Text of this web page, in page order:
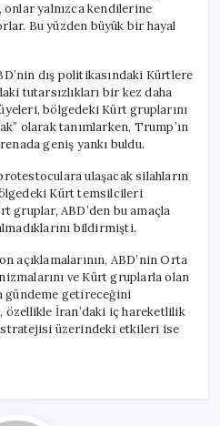
onlar yalnızca kendilerine
Bu yüzden büyük bir hayal
dış politikasındaki Kürtlere
tutarsızlıkları bir kez daha
bölgedeki Kürt gruplarını
olarak tanımlarken, Trump’ın
geniş yankı buldu.
ulaşacak silahların
Kürt temsilcileri
gruplar, ABD’den bu amaçla
bildirmişti.
açıklamalarının, ABD’nin Orta
ve Kürt gruplarla olan
getireceğini
özellikle İran’daki iç hareketlilik
stratejisi üzerindeki etkileri ise